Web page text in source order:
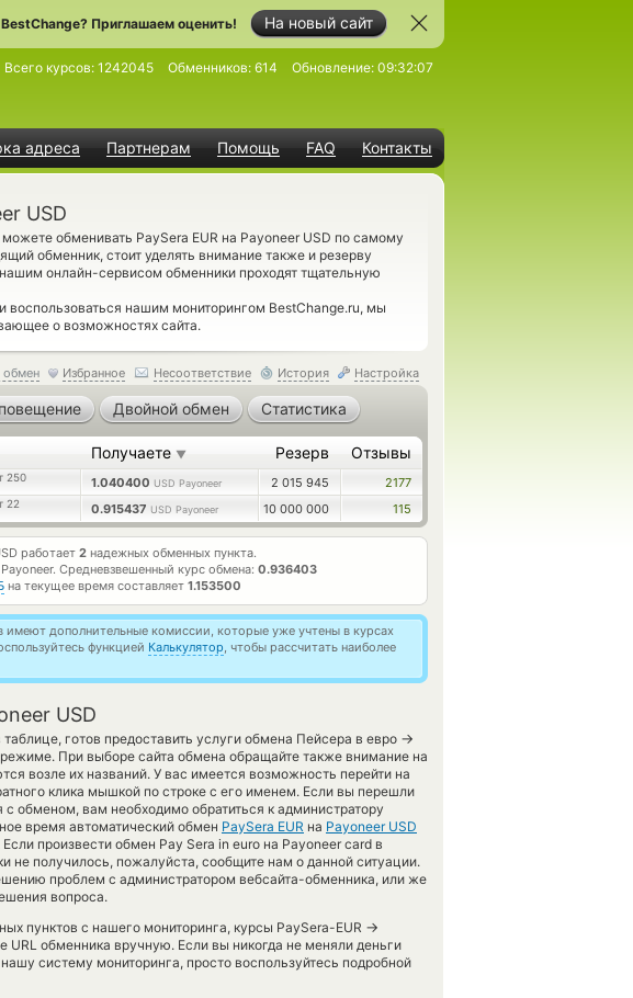
На новый сайт
Приглашаем оценить!
адреса Партнерам Помощь FAQ Контакты
Всего курсов: 1242045 Обменников: 614 Обновление: 09:32:07
USD
обменивать PaySera EUR на Payoneer USD по самому
обменник, стоит уделять внимание также и резерву
онлайн-сервисом обменники проходят тщательную
воспользоваться нашим мониторингом BestChange.ru, мы
о возможностях сайта.
обмен Избранное Несоответствие История Настройка
Двойной обмен Статистика
Получаете ▼ Резерв Отзывы
250 1.040400 USD Payoneer 2 015 945
2177
22 0.915437 USD Payoneer 10 000 000 115
работает 2 надежных обменных пункта.
Средневзвешенный курс обмена: 0.936403
на текущее время составляет 1.153500
имеют дополнительные комиссии, которые уже учтены в курсах
функцией Калькулятор, чтобы рассчитать наиболее
USD
готов предоставить услуги обмена Пейсера в евро →
При выборе сайта обмена обращайте также внимание на
возле их названий. У вас имеется возможность перейти на
клика мышкой по строке с его именем. Если вы перешли
с обменом, вам необходимо обратиться к администратору
время автоматический обмен PaySera EUR на Payoneer USD
произвести обмен Pay Sera in euro на Payoneer card в
не получилось, пожалуйста, сообщите нам о данной ситуации.
проблем с администратором вебсайта-обменника, или же
вопроса.
пунктов с нашего мониторинга, курсы PaySera-EUR →
URL обменника вручную. Если вы никогда не меняли деньги
систему мониторинга, просто воспользуйтесь подробной